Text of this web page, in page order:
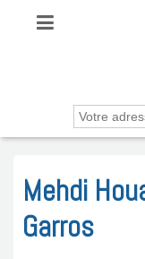
Mehdi
Garros